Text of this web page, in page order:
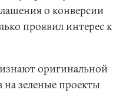
о конверсии
проявил интерес к
оригинальной
зеленые проекты